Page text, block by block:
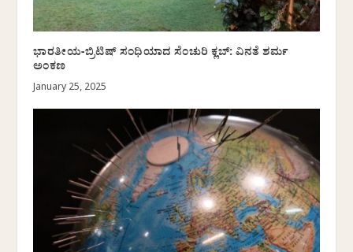
ಭಾರತೀಯ-ಬ್ರಿಟಿಷ್ ಸಂಧಿಯಾದ ಸೆಂಚುರಿ ಕ್ಲಬ್: ವಿನತೆ ಶರ್ಮ
ಅಂಕಣ
January 25, 2025